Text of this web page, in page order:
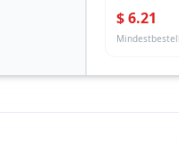
Four-
Vertical
$6.21